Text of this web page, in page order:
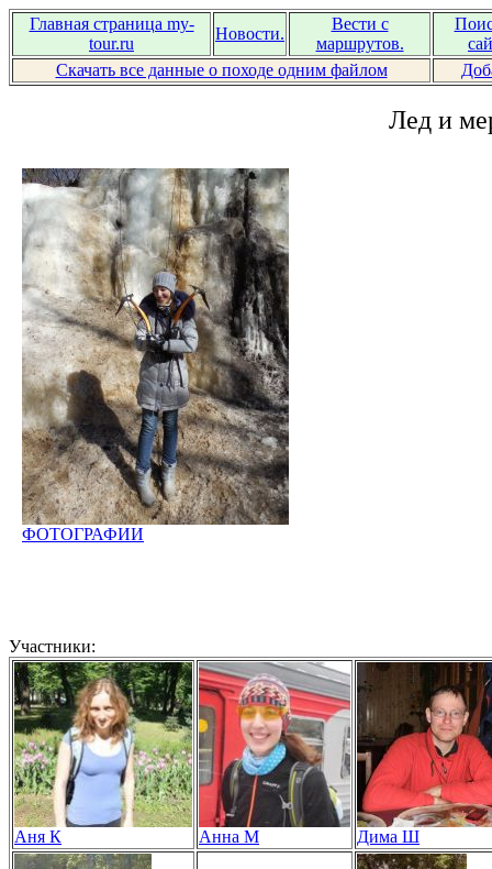
Главная страница my-
tour.ru
Новости.
Вести с
маршрутов.
Скачать все данные о походе одним файлом
Лед и
ФОТОГРАФИИ
Участники:
Аня К Анна М Дима Ш